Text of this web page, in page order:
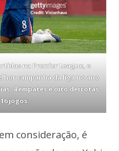
na Premier League, o
campanha da liga no ano
4 empates e oito derrotas
jogos.
consideração, é